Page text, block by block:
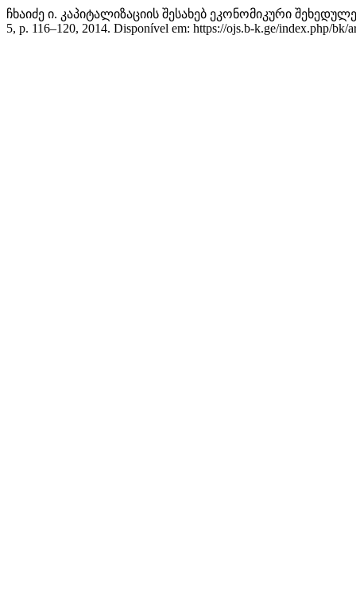
ჩხაიძე ი. კაპიტალიზაციის შესახებ ეკონომიკური
5, p. 116–120, 2014. Disponível em: https://ojs.b-k.ge/index.php/bk/